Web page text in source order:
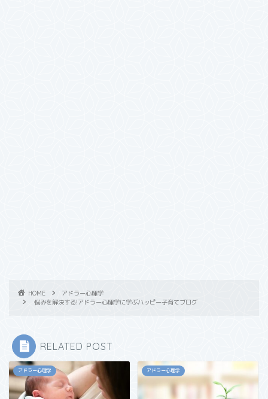
HOME
アドラー心理学
悩みを解決する!アドラー心理学に学ぶハッピー子育てブログ
RELATED POST
アドラー心理学 アドラー心理学